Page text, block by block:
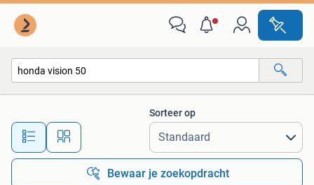
Alle afstanden…
Sorteer op
Bewaar je zoekopdracht